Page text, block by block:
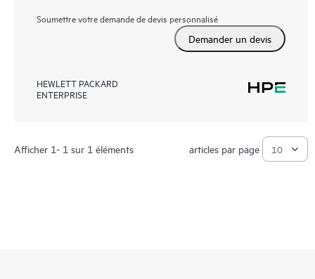
Soumettre votre demande de devis personnalisé
Demander un devis
HEWLETT PACKARD
ENTERPRISE
Afficher 1- 1 sur 1 éléments articles par page